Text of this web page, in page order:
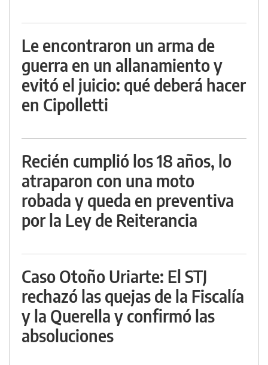
Le encontraron un arma de
guerra en un allanamiento y
evitó el juicio: qué deberá hacer
en Cipolletti
Recién cumplió los 18 años, lo
atraparon con una moto
robada y queda en preventiva
por la Ley de Reiterancia
Caso Otoño Uriarte: El STJ
rechazó las quejas de la Fiscalía
y la Querella y confirmó las
absoluciones